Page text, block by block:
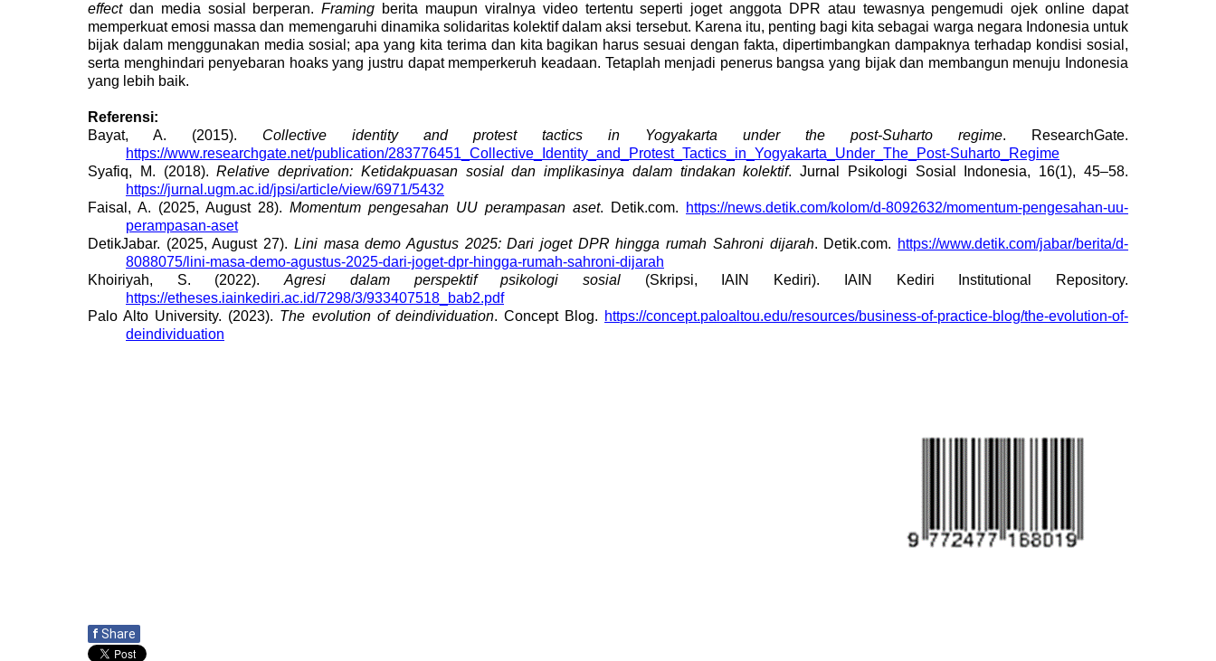
effectdan media sosial berperan.Framing berita maupun viralnya video tertentu seperti joget anggota DPR atau tewasnya pengemudi ojek online dapat
memperkuat emosi massa dan memengaruhi dinamika solidaritas kolektif dalam aksi tersebut. Karena itu, penting bagi kita sebagai warga negara Indonesia untuk
bijak dalam menggunakan media sosial; apa yang kita terima dan kita bagikan harus sesuai dengan fakta, dipertimbangkan dampaknya terhadap kondisi sosial,
serta menghindari penyebaran hoaks yang justru dapat memperkeruh keadaan. Tetaplah menjadi penerus bangsa yang bijak dan membangun menuju Indonesia
yang lebih baik.
Referensi:
Bayat, A. (2015). Collective identity and protest tactics in Yogyakarta under the post-Suharto regime. ResearchGate.
https://www.researchgate.net/publication/283776451_Collective_Identity_and_Protest_Tactics_in_Yogyakarta_Under_The_Post-Suharto_Regime
Syafiq, M. (2018).Relative deprivation: Ketidakpuasan sosial dan implikasinya dalam tindakan kolektif. Jurnal Psikologi Sosial Indonesia, 16(1), 45–58.
https://jurnal.ugm.ac.id/jpsi/article/view/6971/5432
Faisal, A. (2025, August 28). Momentum pengesahan UU perampasan aset. Detik.com.
https://news.detik.com/kolom/d-8092632/momentum-pengesahan-uu-
perampasan-aset
DetikJabar. (2025, August 27). Lini masa demo Agustus 2025: Dari joget DPR hingga rumah Sahroni dijarah. Detik.com. https://www.detik.com/jabar/berita/d-
8088075/lini-masa-demo-agustus-2025-dari-joget-dpr-hingga-rumah-sahroni-dijarah
Khoiriyah, S. (2022).Agresi dalam perspektif psikologi sosial (Skripsi, IAIN Kediri). IAIN Kediri Institutional Repository.
https://etheses.iainkediri.ac.id/7298/3/933407518_bab2.pdf
Palo Alto University. (2023). The evolution of deindividuation. Concept Blog. https://concept.paloaltou.edu/resources/business-of-practice-blog/the-evolution-of-
deindividuation
f Share